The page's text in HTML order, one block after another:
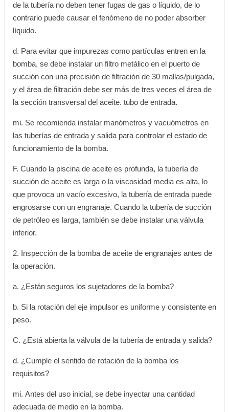
de la tubería no deben tener fugas de gas o líquido, de lo
contrario puede causar el fenómeno de no poder absorber
líquido.
d. Para evitar que impurezas como partículas entren en la
bomba, se debe instalar un filtro metálico en el puerto de
succión con una precisión de filtración de 30 mallas/pulgada,
y el área de filtración debe ser más de tres veces el área de
la sección transversal del aceite. tubo de entrada.
mi. Se recomienda instalar manómetros y vacuómetros en
las tuberías de entrada y salida para controlar el estado de
funcionamiento de la bomba.
F. Cuando la piscina de aceite es profunda, la tubería de
succión de aceite es larga o la viscosidad media es alta, lo
que provoca un vacío excesivo, la tubería de entrada puede
engrosarse con un engranaje. Cuando la tubería de succión
de petróleo es larga, también se debe instalar una válvula
inferior.
2. Inspección de la bomba de aceite de engranajes antes de
la operación.
a. ¿Están seguros los sujetadores de la bomba?
b. Si la rotación del eje impulsor es uniforme y consistente en
peso.
C. ¿Está abierta la válvula de la tubería de entrada y salida?
d. ¿Cumple el sentido de rotación de la bomba los
requisitos?
mi. Antes del uso inicial, se debe inyectar una cantidad
adecuada de medio en la bomba.